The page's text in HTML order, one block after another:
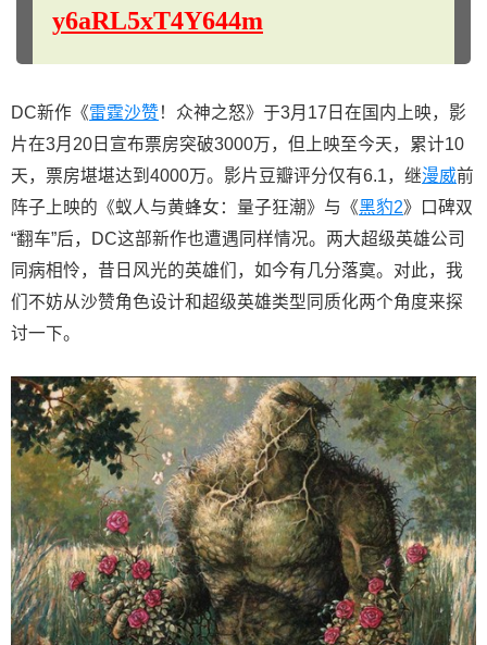
y6aRL5xT4Y644m
DC新作《雷霆沙赞 ！众神之怒》于3月17日在国内上映，影
片在3月20日宣布票房突破3000万，但上映至今天，累计10
天，票房堪堪达到4000万。影片豆瓣评分仅有6.1，继漫威前
阵子上映的《蚁人与黄蜂女：量子狂潮》与《黑豹2》口碑双
“翻车”后，DC这部新作也遭遇同样情况。两大超级英雄公司
同病相怜，昔日风光的英雄们，如今有几分落寞。对此，我
们不妨从沙赞角色设计和超级英雄类型同质化两个角度来探
讨一下。